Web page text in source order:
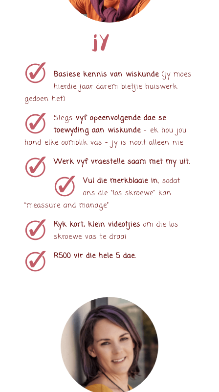
JY
Basiese kennis van wiskunde (jy moes
hierdie jaar darem bietjie huiswerk
gedoen het)
Slegs vyf opeenvolgende dae se
toewyding aan wiskunde – ek hou jou
hand elke oomblik vas – jy is nooit alleen nie
Werk vyf vraestelle saam met my uit.
Vul die merkblaaie in, sodat
ons die “los skroewe” kan
“meassure and manage”
Kyk kort, klein videotjies om die los
skroewe vas te draai
R500 vir die hele 5 dae.